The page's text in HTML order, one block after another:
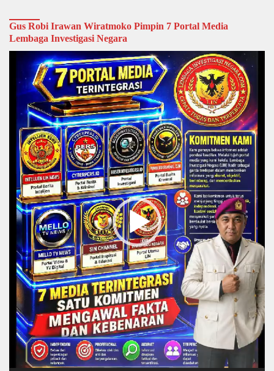
Gus Robi Irawan Wiratmoko Pimpin 7 Portal Media
Lembaga Investigasi Negara
Video
Player